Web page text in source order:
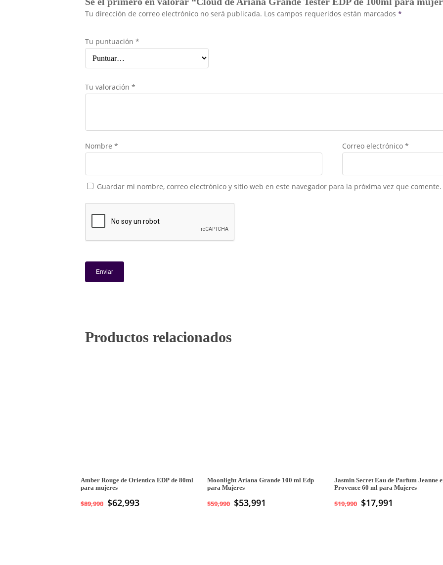
Tu dirección de correo electrónico no será publicada. Los campos requeridos están marcados *
Tu puntuación *
Tu valoración *
Nombre * Correo electrónico *
Guardar mi nombre, correo electrónico y sitio web en este navegador para la próxima vez que comente.
Productos relacionados
Amber Rouge de Orientica EDP de 80ml
para mujeres
$89,990 $62,993
Moonlight Ariana Grande 100 ml Edp
para Mujeres
$59,990 $53,991
Jasmin Secret Eau de Parfum Jeanne
Provence 60 ml para Mujeres
$19,990 $17,991